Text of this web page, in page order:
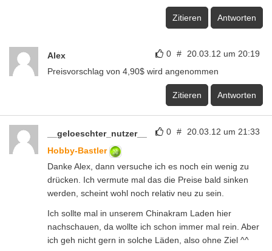
Zitieren Antworten
0 # 20.03.12 um 20:19
Alex
Preisvorschlag von 4,90$ wird angenommen
Zitieren Antworten
0 # 20.03.12 um 21:33
__geloeschter_nutzer__
Hobby-Bastler
Danke Alex, dann versuche ich es noch ein wenig zu
drücken. Ich vermute mal das die Preise bald sinken
werden, scheint wohl noch relativ neu zu sein.
Ich sollte mal in unserem Chinakram Laden hier
nachschauen, da wollte ich schon immer mal rein. Aber
ich geh nicht gern in solche Läden, also ohne Ziel ^^